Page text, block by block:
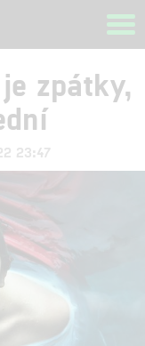
zpátky,
23:47